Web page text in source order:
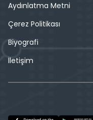
Aydınlatma Metni
Çerez Politikası
Biyografi
İletişim